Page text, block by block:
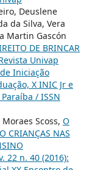
Deuslene
da Silva, Vera
Martin Gascón
DE BRINCAR
Univap
Iniciação
X INIC Jr e
/ ISSN
Scoss, O
CRIANÇAS NAS
22 n. 40 (2016):